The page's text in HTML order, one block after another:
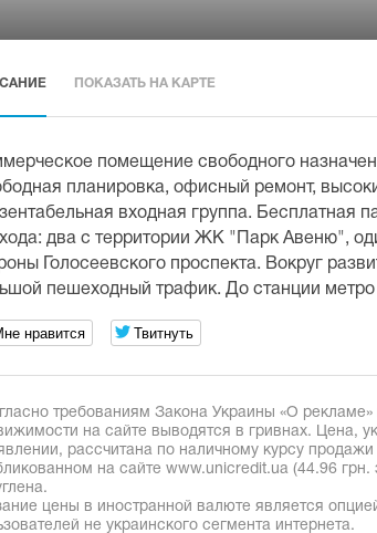
ПОКАЗАТЬ НА КАРТЕ
помещение свободного
планировка, офисный ремонт,
входная группа. Бесплатная
два с территории ЖК "Парк Авеню",
Голосеевского проспекта. Вокруг
пешеходный трафик. До станции метро
нравится Твитнуть
требованиям Закона Украины «О рекламе»
на сайте выводятся в гривнах. Цена,
рассчитана по наличному курсу
на сайте www.unicredit.ua (44.96 грн.
цены в иностранной валюте является
не украинского сегмента интернета.